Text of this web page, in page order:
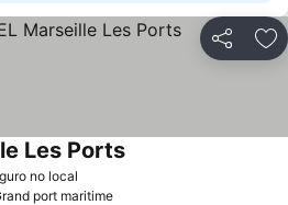
Partilhar
no local
Les PortsVer preços
port maritime